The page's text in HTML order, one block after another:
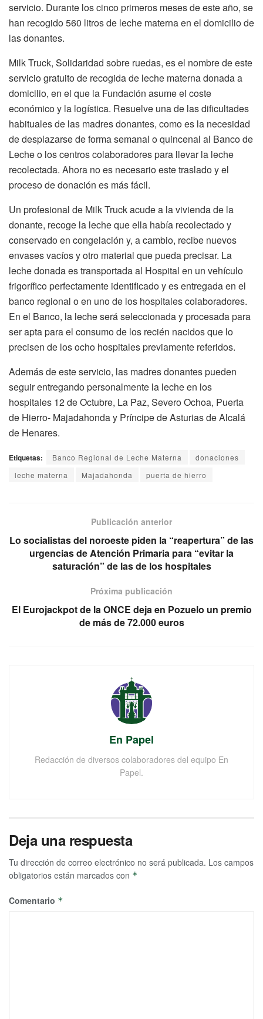
servicio. Durante los cinco primeros meses de este año, se
han recogido 560 litros de leche materna en el domicilio de
las donantes.
Milk Truck, Solidaridad sobre ruedas, es el nombre de este
servicio gratuito de recogida de leche materna donada a
domicilio, en el que la Fundación asume el coste
económico y la logística. Resuelve una de las dificultades
habituales de las madres donantes, como es la necesidad
de desplazarse de forma semanal o quincenal al Banco de
Leche o los centros colaboradores para llevar la leche
recolectada. Ahora no es necesario este traslado y el
proceso de donación es más fácil.
Un profesional de Milk Truck acude a la vivienda de la
donante, recoge la leche que ella había recolectado y
conservado en congelación y, a cambio, recibe nuevos
envases vacíos y otro material que pueda precisar. La
leche donada es transportada al Hospital en un vehículo
frigorífico perfectamente identificado y es entregada en el
banco regional o en uno de los hospitales colaboradores.
En el Banco, la leche será seleccionada y procesada para
ser apta para el consumo de los recién nacidos que lo
precisen de los ocho hospitales previamente referidos.
Además de este servicio, las madres donantes pueden
seguir entregando personalmente la leche en los
hospitales 12 de Octubre, La Paz, Severo Ochoa, Puerta
de Hierro- Majadahonda y Príncipe de Asturias de Alcalá
de Henares.
Etiquetas: Banco Regional de Leche Materna
donaciones
leche materna
Majadahonda puerta de hierro
Publicación anterior
Lo socialistas del noroeste piden la “reapertura” de las
urgencias de Atención Primaria para “evitar la
saturación” de las de los hospitales
Próxima publicación
El Eurojackpot de la ONCE deja en Pozuelo un premio
de más de 72.000 euros
En Papel
Redacción de diversos colaboradores del equipo En
Papel.
Deja una respuesta
Tu dirección de correo electrónico no será publicada. Los campos
obligatorios están marcados con *
Comentario *